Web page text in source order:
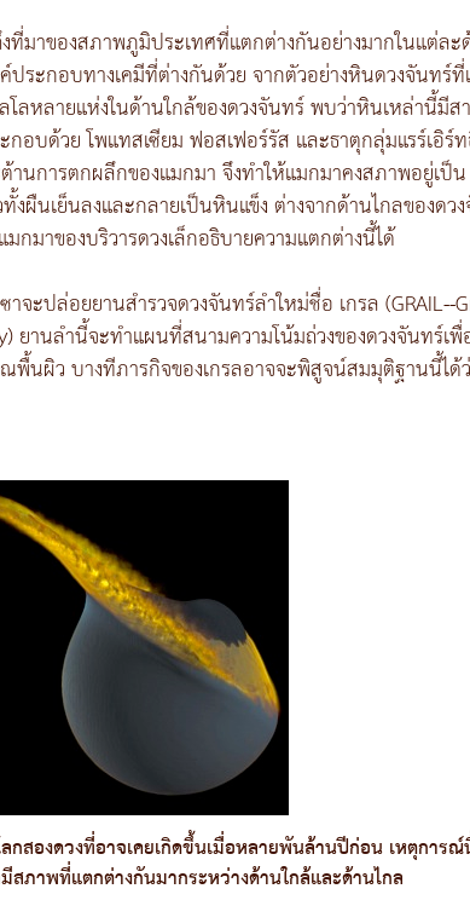
ที่มาของสภาพภูมิประเทศที่แตกต่างกันอย่างมากในแต่ละ
ประกอบทางเคมีที่ต่างกันด้วย จากตัวอย่างหินดวงจันทร์
ลหลายแห่งในด้านใกล้ของดวงจันทร์ พบว่าหินเหล่านี้มีส
กอบด้วย โพแทสเซียม ฟอสเฟอร์รัส และธาตุกลุ่มแรร์เอิร์
านการตกผลึกของแมกมา จึงทำให้แมกมาคงสภาพอยู่เป็น
งผืนเย็นลงและกลายเป็นหินแข็ง ต่างจากด้านไกลของดว
มาของบริวารดวงเล็กอธิบายความแตกต่างนี้ได้
จะปล่อยยานสำรวจดวงจันทร์ลำใหม่ชื่อ เกรล (GRAIL--
ยานลำนี้จะทำแผนที่สนามความโน้มถ่วงของดวงจันทร์เพื่
นผิว บางทีภารกิจของเกรลอาจจะพิสูจน์สมมุติฐานนี้ได้
กสองดวงที่อาจเคยเกิดขึ้นเมื่อหลายพันล้านปีก่อน เหตุการ
สภาพที่แตกต่างกันมากระหว่างด้านใกล้และด้านไกล